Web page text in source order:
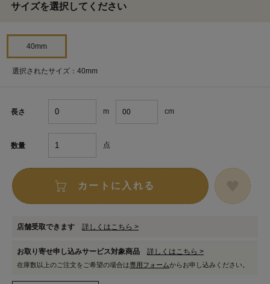
サイズを選択してください
40mm
選択されたサイズ：40mm
長さ m cm
数量 点
カートに入れる
店舗受取できます 詳しくはこちら >
お取り寄せ申し込みサービス対象商品 詳しくはこちら >
在庫数以上のご注文をご希望の場合は専用フォームからお申し込みください。